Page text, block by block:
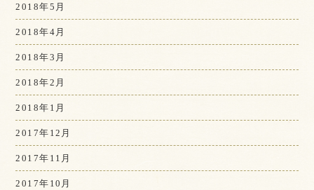
2018年5月
2018年4月
2018年3月
2018年2月
2018年1月
2017年12月
2017年11月
2017年10月